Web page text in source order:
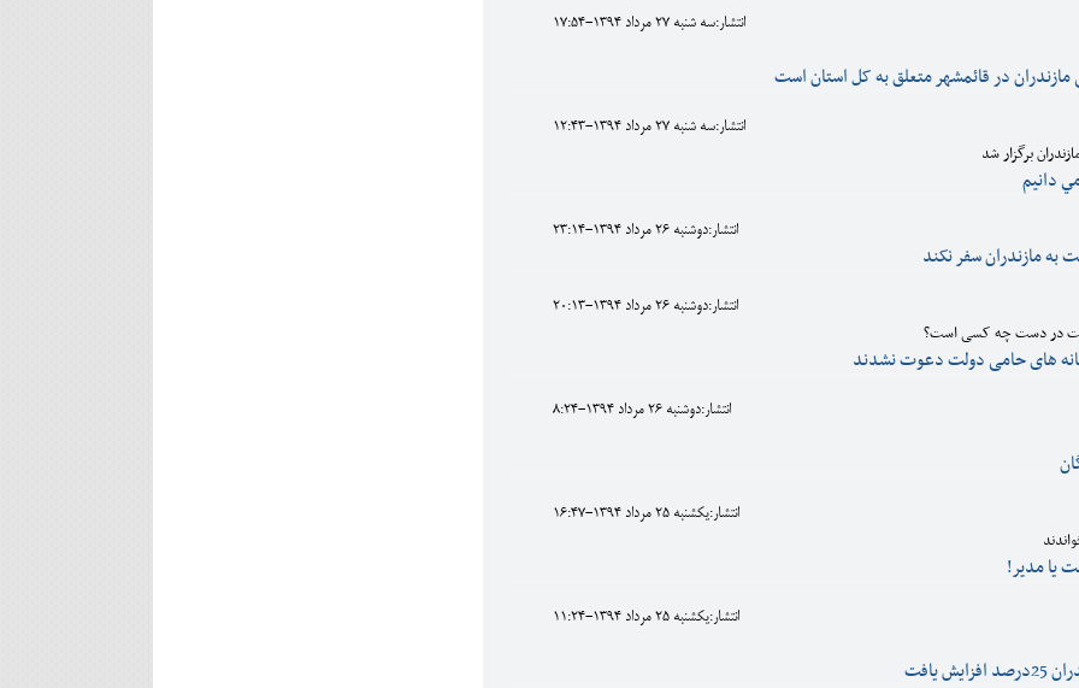
انتشار:سه شنبه 27 مرداد 1394-17:54
مازندران در قائمشهر متعلق به کل استان است
انتشار:سه شنبه 27 مرداد 1394-12:43
برگزار شد
دانيم
انتشار:دوشنبه 26 مرداد 1394-23:14
مازندران سفر نکند
انتشار:دوشنبه 26 مرداد 1394-20:13
در دست چه کسی است؟
های حامی دولت دعوت نشدند
انتشار:دوشنبه 26 مرداد 1394-8:24
انتشار:يکشنبه 25 مرداد 1394-16:47
یا مدیر!
انتشار:يکشنبه 25 مرداد 1394-11:24
یافت